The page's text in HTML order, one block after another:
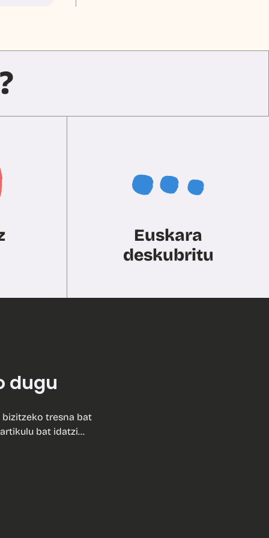
Euskara
deskubritu
dugu
bizitzeko tresna bat
bat idatzi…